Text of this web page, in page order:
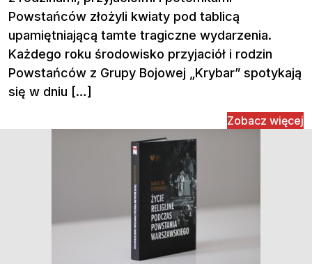
Powstańców złożyli kwiaty pod tablicą
upamiętniającą tamte tragiczne wydarzenia.
Każdego roku środowisko przyjaciół i rodzin
Powstańców z Grupy Bojowej „Krybar” spotykają
się w dniu […]
Zobacz więcej